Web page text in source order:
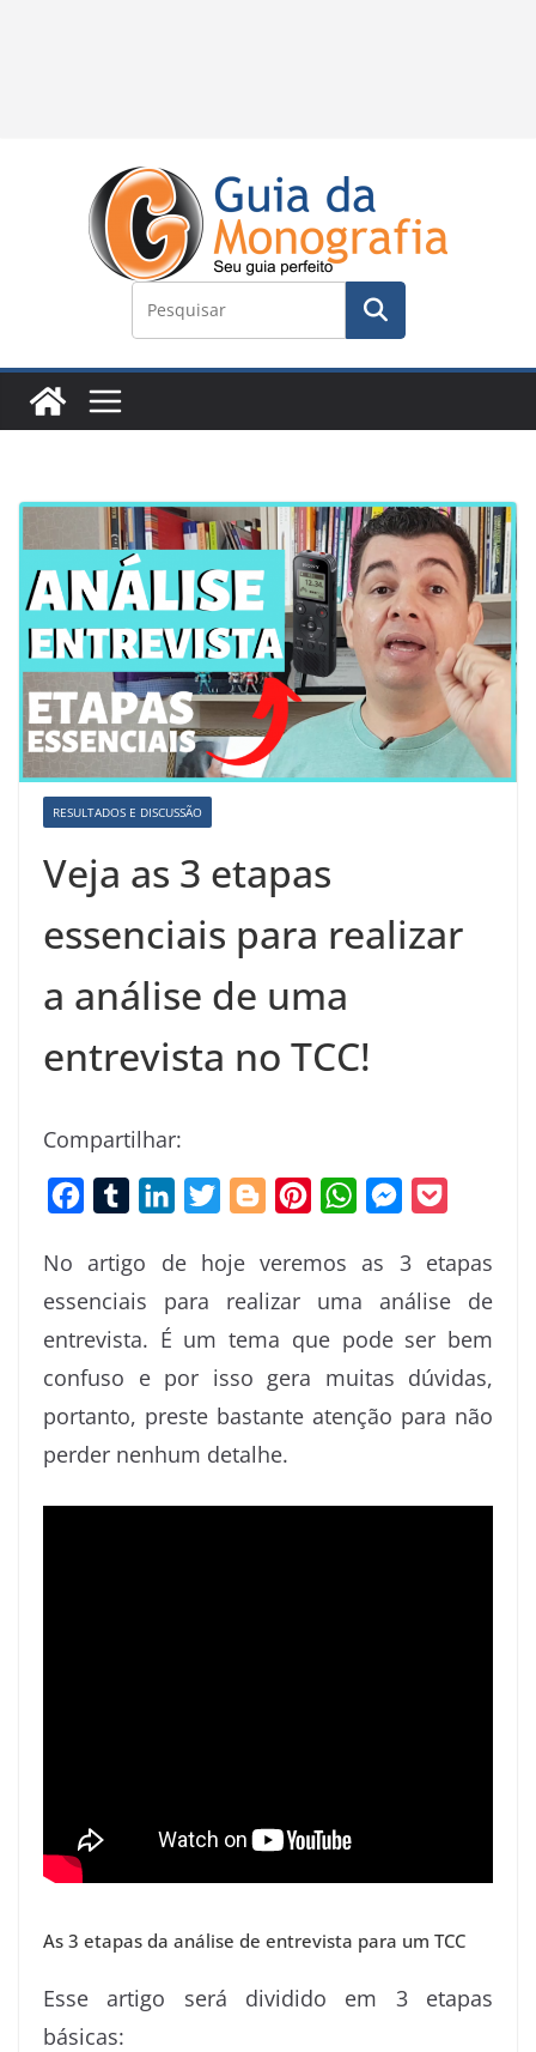
RESULTADOS E DISCUSSÃO
Veja as 3 etapas
essenciais para realizar
a análise de uma
entrevista no TCC!
Compartilhar:
c
e
b
o
o
k
m
b
l
n
k
e
d
I
n
i
e
r
o
g
g
e
r
n
e
e
W
a
t
s
A
p
M
s
s
e
n
g
c
k
e
t
No artigo de hoje veremos as 3 etapas
essenciais para realizar uma análise de
entrevista. É um tema que pode ser bem
confuso e por isso gera muitas dúvidas,
portanto, preste bastante atenção para não
perder nenhum detalhe.
As 3 etapas da análise de entrevista para um TCC
Esse artigo será dividido em 3 etapas
básicas: